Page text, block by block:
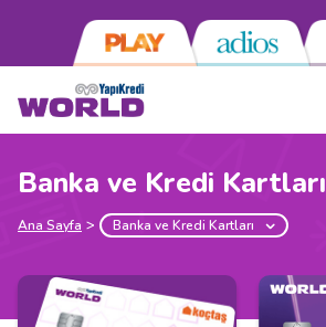
Banka ve Kredi Kartları
Ana Sayfa Banka ve Kredi Kartları